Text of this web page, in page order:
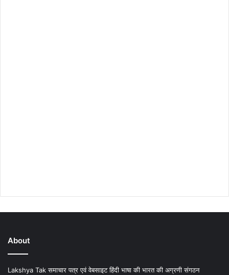
About
Lakshya Tak समाचार पत्र एवं वेबसाइट हिंदी भाषा की भारत की अग्रणी संगठन